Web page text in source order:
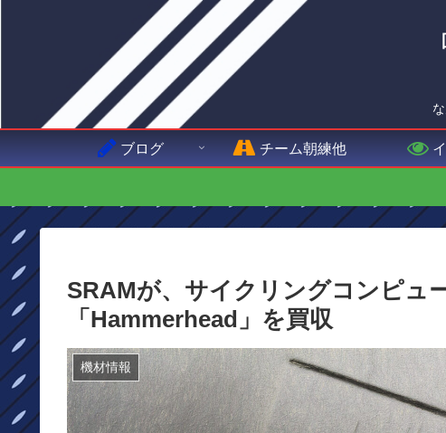
ブログ チーム朝練他
SRAMが、サイクリングコンピュ
「Hammerhead」を買収
機材情報